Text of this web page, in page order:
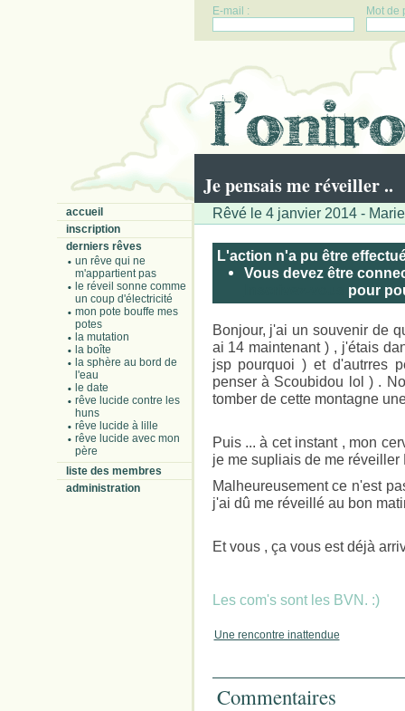
E-mail : Mot de
Je pensais me réveiller ..
accueil
inscription
derniers rêves
un rêve qui ne
m'appartient pas
le réveil sonne comme
un coup d'électricité
mon pote bouffe mes
potes
la mutation
la boîte
la sphère au bord de
l'eau
le date
rêve lucide contre les
huns
rêve lucide à lille
rêve lucide avec mon
père
liste des membres
administration
Rêvé le 4 janvier 2014 -
L'action n'a pu être
Vous devez être
pour
Bonjour, j'ai un souvenir de
ai 14 maintenant ) , j'étais
jsp pourquoi ) et d'autrres
penser à Scoubidou lol ) .
tomber de cette montagne
Puis ... à cet instant , mon
je me supliais de me réveiller
Malheureusement ce n'est
j'ai dû me réveillé au bon
Et vous , ça vous est déjà
Les com's sont les BVN. :)
Une rencontre inattendue
Commentaires